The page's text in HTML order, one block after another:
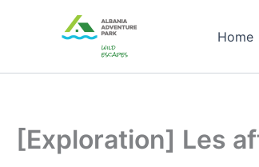
Home
[Exploration] Les